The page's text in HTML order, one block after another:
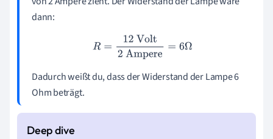
dann:
R =12Volt2Ampere= 6Ω
Dadurch weißt du, dass der Widerstand der Lampe 6
Ohm beträgt.